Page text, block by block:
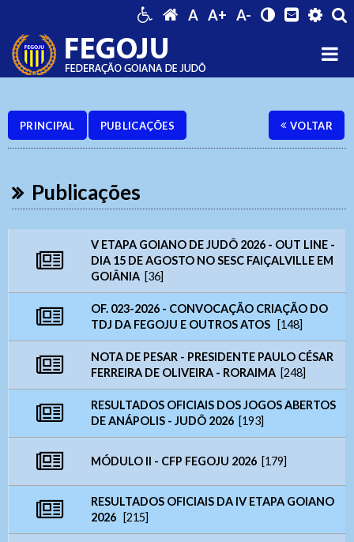
A A+ A-
PRINCIPAL PUBLICAÇÕES VOLTAR
Publicações
V ETAPA GOIANO DE JUDÔ 2026 - OUT LINE -
DIA 15 DE AGOSTO NO SESC FAIÇALVILLE EM
GOIÂNIA [36]
OF. 023-2026 - CONVOCAÇÃO CRIAÇÃO DO
TDJ DA FEGOJU E OUTROS ATOS
[148]
NOTA DE PESAR - PRESIDENTE PAULO CÉSAR
FERREIRA DE OLIVEIRA - RORAIMA [248]
RESULTADOS OFICIAIS DOS JOGOS ABERTOS
DE ANÁPOLIS - JUDÔ 2026 [193]
MÓDULO II - CFP FEGOJU 2026 [179]
RESULTADOS OFICIAIS DA IV ETAPA GOIANO
2026
[215]
Ouvidoria Geral